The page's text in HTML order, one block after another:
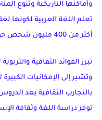
وأماكنها التاريخية وتنوع
تعلم اللغة العربية لكونها
أكثر من 400 مليون شخص حول العالم.
تبرز الفوائد الثقافية
وتشير إلى الإمكانيات
بالتجارب الثقافية بعد
توفر دراسة اللغة وثقافة